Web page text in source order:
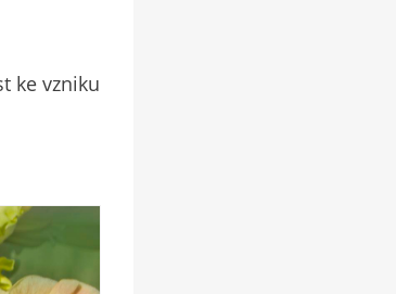
ke vzniku